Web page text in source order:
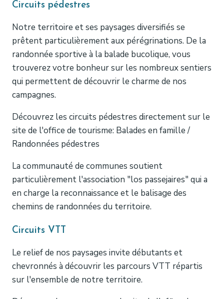
Circuits pédestres
Notre territoire et ses paysages diversifiés se
prêtent particulièrement aux pérégrinations. De la
randonnée sportive à la balade bucolique, vous
trouverez votre bonheur sur les nombreux sentiers
qui permettent de découvrir le charme de nos
campagnes.
Découvrez les circuits pédestres directement sur le
site de l'office de tourisme: Balades en famille /
Randonnées pédestres
La communauté de communes soutient
particulièrement l'association "los passejaires" qui a
en charge la reconnaissance et le balisage des
chemins de randonnées du territoire.
Circuits VTT
Le relief de nos paysages invite débutants et
chevronnés à découvrir les parcours VTT répartis
sur l'ensemble de notre territoire.